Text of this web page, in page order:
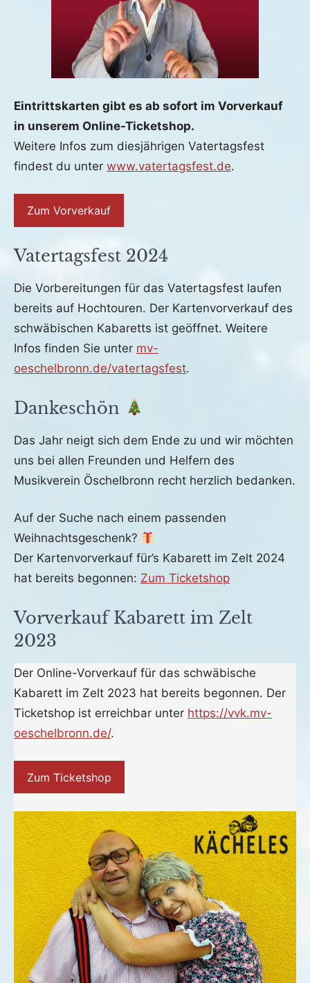
Eintrittskarten gibt es ab sofort im Vorverkauf
in unserem Online-Ticketshop.
Weitere Infos zum diesjährigen Vatertagsfest
findest du unter www.vatertagsfest.de.
Zum Vorverkauf
Vatertagsfest 2024
am
27.
Januar
2024
fho
Archiv
Die Vorbereitungen für das Vatertagsfest laufen
bereits auf Hochtouren. Der Kartenvorverkauf des
schwäbischen Kabaretts ist geöffnet. Weitere
Infos finden Sie unter mv-
oeschelbronn.de/vatertagsfest.
Dankeschön
am
10.
Dezember
fho
Archiv
Das Jahr neigt sich dem Ende zu und wir möchten
uns bei allen Freunden und Helfern des
Musikverein Öschelbronn recht herzlich bedanken.
Auf der Suche nach einem passenden
Weihnachtsgeschenk?
Der Kartenvorverkauf für’s Kabarett im Zelt 2024
hat bereits begonnen: Zum Ticketshop
Vorverkauf Kabarett im Zelt
2023
Veröffentlicht
am
3.
Dezember
2022
von
fho
in
Archiv
Der Online-Vorverkauf für das schwäbische
Kabarett im Zelt 2023 hat bereits begonnen. Der
Ticketshop ist erreichbar unter https://vvk.mv-
oeschelbronn.de/.
Zum Ticketshop